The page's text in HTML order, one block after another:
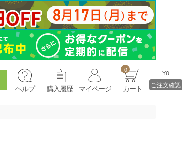
ヘルプ 購入履歴 マイページ
0
カート
¥0
ご注文確認